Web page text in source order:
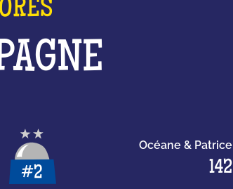
Océane & Patrice
142